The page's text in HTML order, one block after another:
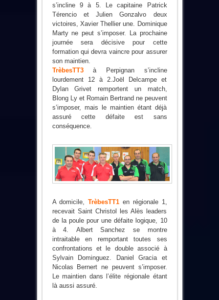
s’incline 9 à 5. Le capitaine Patrick
Térencio et Julien Gonzalvo deux
victoires, Xavier Thellier une. Dominique
Marty ne peut s’imposer. La prochaine
journée sera décisive pour cette
formation qui devra vaincre pour assurer
son maintien.
TrèbesTT3
à Perpignan s’incline
lourdement 12 à 2.Joël Delcampe et
Dylan Grivet remportent un match,
Blong Ly et Romain Bertrand ne peuvent
s’imposer, mais le maintien étant déjà
assuré cette défaite est sans
conséquence.
A domicile,TrèbesTT1 en régionale 1,
recevait Saint Christol les Alès leaders
de la poule pour une défaite logique, 10
à 4. Albert Sanchez se montre
intraitable en remportant toutes ses
confrontations et le double associé à
Sylvain Dominguez. Daniel Gracia et
Nicolas Bernert ne peuvent s’imposer.
Le maintien dans l’élite régionale étant
là aussi assuré.